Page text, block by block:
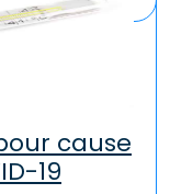
cause
19